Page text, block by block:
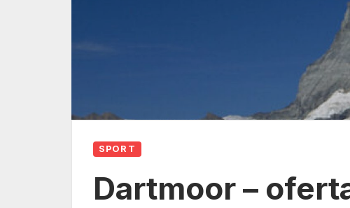
SPORT
Dartmoor –